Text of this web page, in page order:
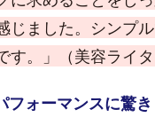
じました。シンプ
す。」（美容ライタ
フォーマンスに驚き